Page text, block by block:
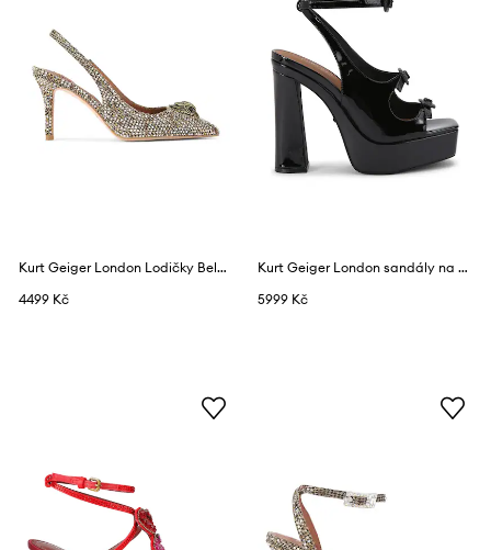
Kurt Geiger London Lodičky Belgravia High Sling Beige Comb
4499 Kč
Kurt Geiger London sandály na vysokém podpatku kožené Buckle Platform Sdl
5999 Kč